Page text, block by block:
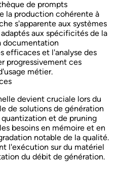
de prompts
la production cohérente à
s'apparente aux systèmes
aux spécificités de la
documentation
efficaces et l'analyse des
progressivement ces
métier.
devient cruciale lors du
de solutions de génération
quantization et de pruning
besoins en mémoire et en
notable de la qualité.
l'exécution sur du matériel
du débit de génération.